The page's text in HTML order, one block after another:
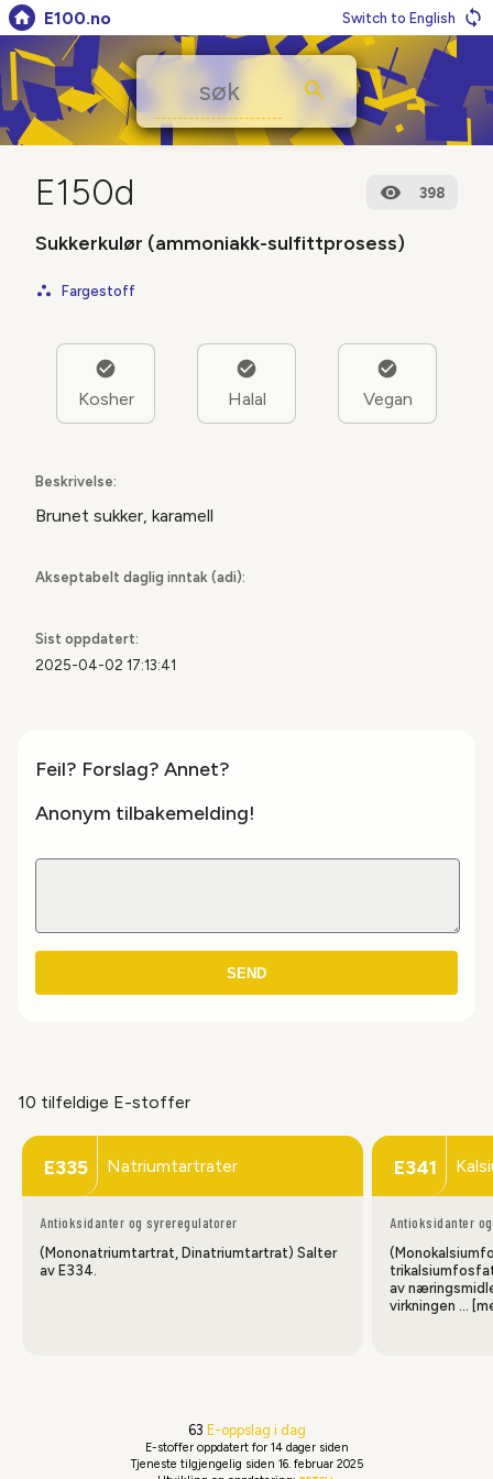
E100.no Switch to English
E150d 398
Sukkerkulør (ammoniakk-sulfittprosess)
Fargestoff
Kosher Halal Vegan
Beskrivelse:
Brunet sukker, karamell
Akseptabelt daglig inntak (adi):
Sist oppdatert:
2025-04-02 17:13:41
Feil? Forslag? Annet?
Anonym tilbakemelding!
SEND
10 tilfeldige E-stoffer
E335 Natriumtartrater
Antioksidanter og syreregulatorer
(Mononatriumtartrat, Dinatriumtartrat) Salter
av E334.
E341
Antioksidanter
av
virkningen …
63 E-oppslag i dag
E-stoffer oppdatert for 14 dager siden
Tjeneste tilgjengelig siden 16. februar 2025